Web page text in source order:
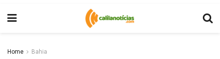
Home Bahia